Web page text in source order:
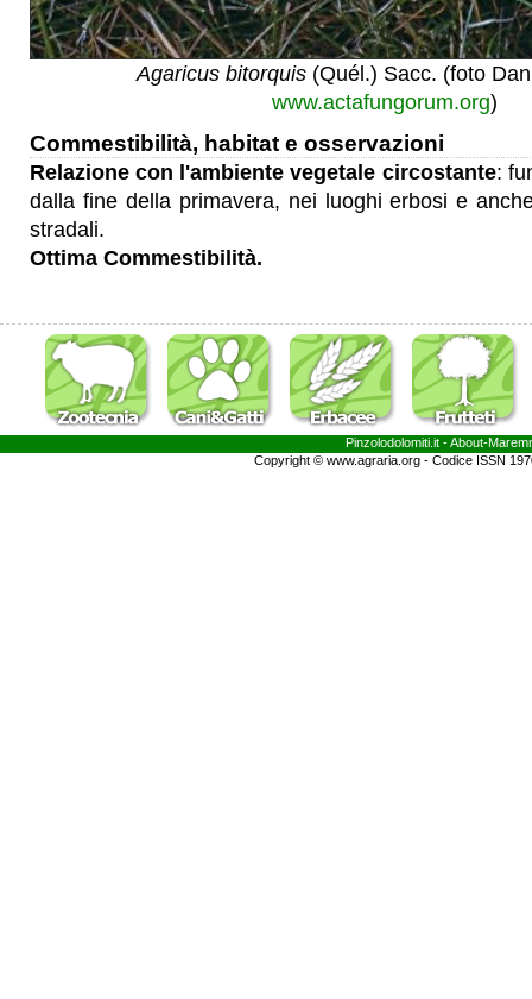
Agaricus bitorquis (Quél.) Sacc. (foto
www.actafungorum.org)
Commestibilità, habitat e osservazioni
Relazione con l'ambiente vegetale circostante:
dalla fine della primavera, nei luoghi erbosi e
stradali.
Ottima Commestibilità.
Pinzolodolomiti.it - About-
Copyright © www.agraria.org - Codice ISSN